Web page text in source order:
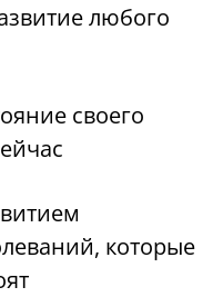
любого
своего
которые